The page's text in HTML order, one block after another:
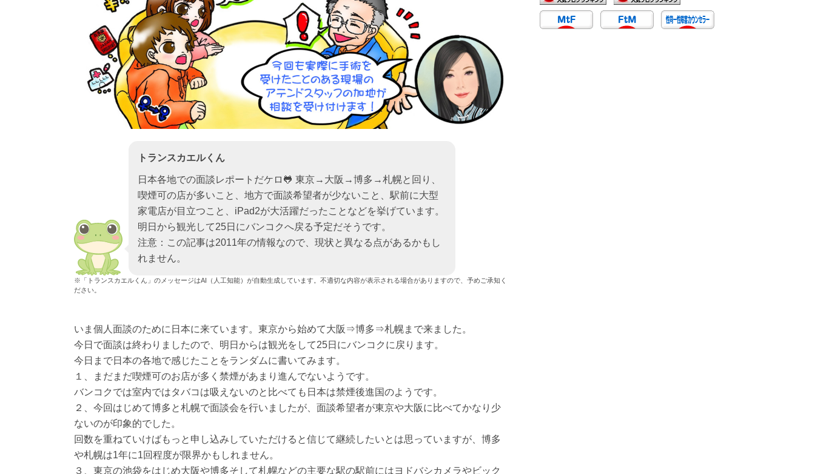
トランスカエルくん
日本各地での面談レポートだケロ🐸 東京→大阪→博多→札幌と回り、
喫煙可の店が多いこと、地方で面談希望者が少ないこと、駅前に大型
家電店が目立つこと、iPad2が大活躍だったことなどを挙げています。
明日から観光して25日にバンコクへ戻る予定だそうです。
注意：この記事は2011年の情報なので、現状と異なる点があるかもし
れません。
※「トランスカエルくん」のメッセージはAI（人工知能）が自動生成しています。不適切な内容が表示される場合がありますので、予めご承知く
ださい。
いま個人面談のために日本に来ています。東京から始めて大阪⇒博多⇒札幌まで来ました。
今日で面談は終わりましたので、明日からは観光をして25日にバンコクに戻ります。
今日まで日本の各地で感じたことをランダムに書いてみます。
１、まだまだ喫煙可のお店が多く禁煙があまり進んでないようです。
バンコクでは室内ではタバコは吸えないのと比べても日本は禁煙後進国のようです。
２、今回はじめて博多と札幌で面談会を行いましたが、面談希望者が東京や大阪に比べてかなり少
ないのが印象的でした。
回数を重ねていけばもっと申し込みしていただけると信じて継続したいとは思っていますが、博多
や札幌は1年に1回程度が限界かもしれません。
３、東京の池袋をはじめ大阪や博多そして札幌などの主要な駅の駅前にはヨドバシカメラやビック